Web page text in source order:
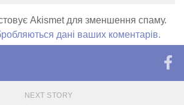
Akismet для зменшення спаму.
дані ваших коментарів.
NEXT STORY